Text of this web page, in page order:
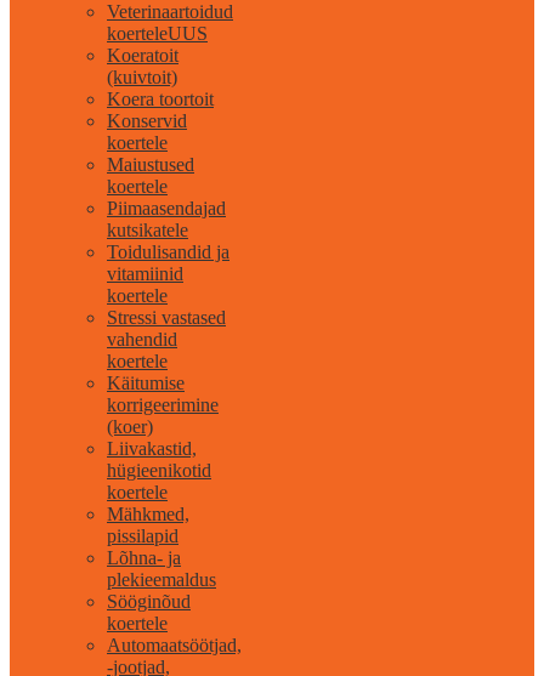
Veterinaartoidud
koerteleUUS
Koeratoit
(kuivtoit)
Koera toortoit
Konservid
koertele
Maiustused
koertele
Piimaasendajad
kutsikatele
Toidulisandid ja
vitamiinid
koertele
Stressi vastased
vahendid
koertele
Käitumise
korrigeerimine
(koer)
Liivakastid,
hügieenikotid
koertele
Mähkmed,
pissilapid
Lõhna- ja
plekieemaldus
Sööginõud
koertele
Automaatsöötjad,
-jootjad,